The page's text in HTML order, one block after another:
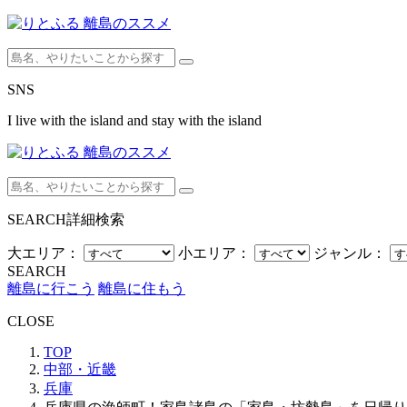
SNS
I live with the island and stay with the island
SEARCH詳細検索
大エリア： 小エリア： ジャンル：
SEARCH
離島に行こう 離島に住もう
CLOSE
TOP
中部・近畿
兵庫